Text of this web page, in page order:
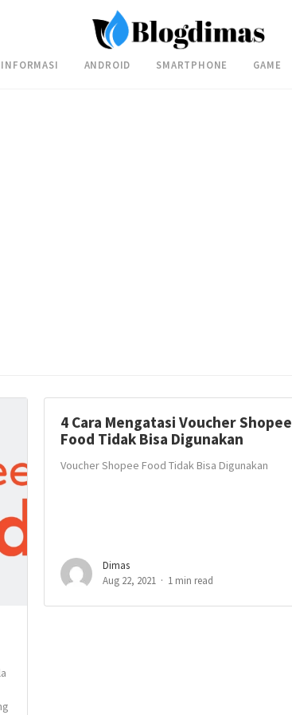
INFORMASI ANDROID SMARTPHONE GAME
4 Cara Mengatasi Voucher Shopee
Food Tidak Bisa Digunakan
Voucher Shopee Food Tidak Bisa Digunakan
Dimas
Aug 22, 2021
1 min read